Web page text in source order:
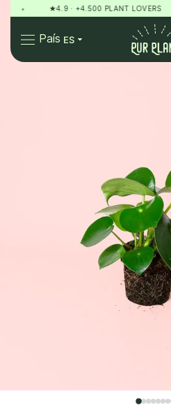
★4.9 · +4.500 PLANT LOVERS
País
Pur Plant